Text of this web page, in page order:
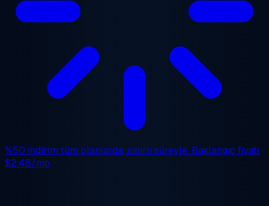
%50 indirim tüm planlarda, sınırlı süreyle. Başlangıç fiyatı
$2.48/mo